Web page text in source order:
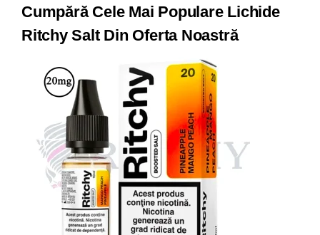
Cumpără Cele Mai Populare Lichide
Ritchy Salt Din Oferta Noastră